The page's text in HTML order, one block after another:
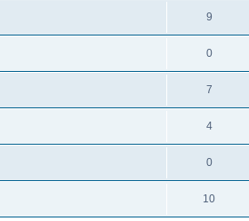
9
0
7
4
0
10